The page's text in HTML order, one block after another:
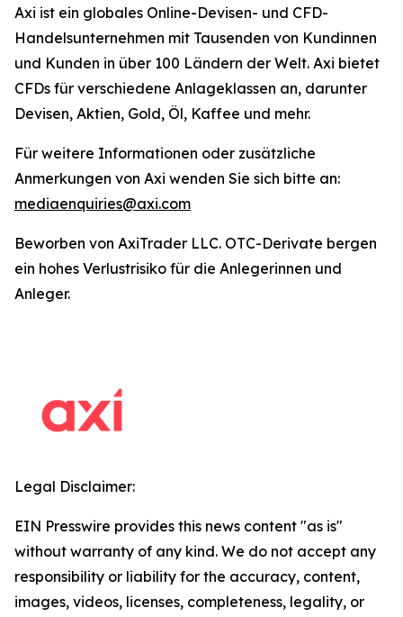
Axi ist ein globales Online-Devisen- und CFD-
Handelsunternehmen mit Tausenden von Kundinnen
und Kunden in über 100 Ländern der Welt. Axi bietet
CFDs für verschiedene Anlageklassen an, darunter
Devisen, Aktien, Gold, Öl, Kaffee und mehr.
Für weitere Informationen oder zusätzliche
Anmerkungen von Axi wenden Sie sich bitte an:
mediaenquiries@axi.com
Beworben von AxiTrader LLC. OTC-Derivate bergen
ein hohes Verlustrisiko für die Anlegerinnen und
Anleger.
Legal Disclaimer:
EIN Presswire provides this news content "as is"
without warranty of any kind. We do not accept any
responsibility or liability for the accuracy, content,
images, videos, licenses, completeness, legality, or